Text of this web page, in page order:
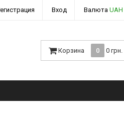
Вход Валюта UAH
Корзина 0 0 грн.